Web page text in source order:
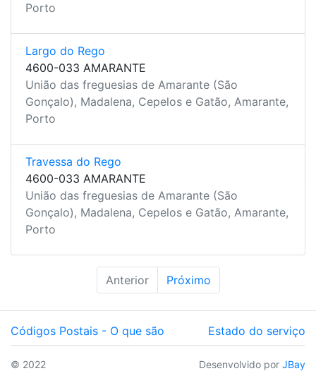
Porto
Largo do Rego
4600-033 AMARANTE
União das freguesias de Amarante (São
Gonçalo), Madalena, Cepelos e Gatão, Amarante,
Porto
Travessa do Rego
4600-033 AMARANTE
União das freguesias de Amarante (São
Gonçalo), Madalena, Cepelos e Gatão, Amarante,
Porto
Anterior Próximo
Códigos Postais - O que são Estado do serviço
© 2022 Desenvolvido por JBay